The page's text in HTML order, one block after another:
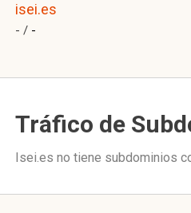
isei.es
- / -
Tráfico de
Isei.es no tiene subdominios